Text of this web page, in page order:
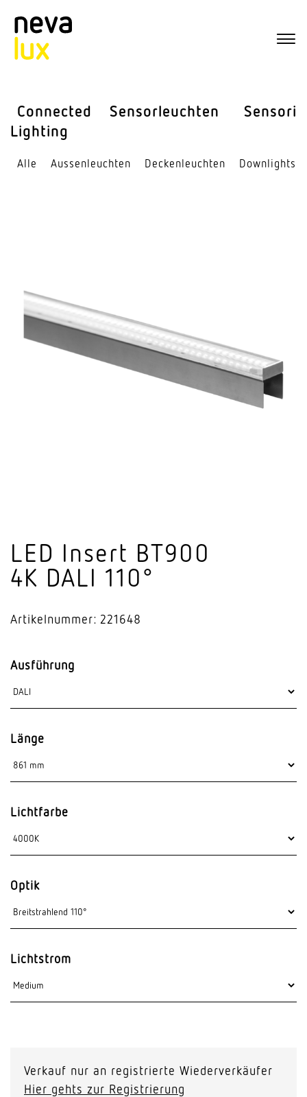
Connected
Lighting
Sensor­leuchten Sensorik
Alle Aussen­leuchten Decken­leuchten Down­lights
LED Insert BT900
4K DALI 110°
Artikelnummer: 221648
Ausführung
Länge
Lichtfarbe
Optik
Lichtstrom
Verkauf nur an registrierte Wiederverkäufer
Hier gehts zur Registrierung